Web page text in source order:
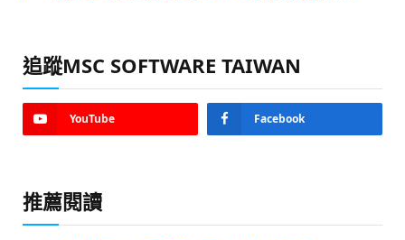
追蹤MSC SOFTWARE TAIWAN
YouTube Facebook
推薦閱讀